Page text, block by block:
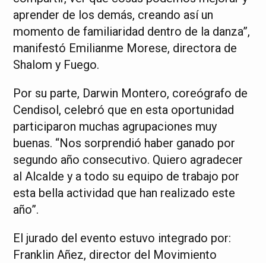
aprender de los demás, creando así un
momento de familiaridad dentro de la danza”,
manifestó Emilianme Morese, directora de
Shalom y Fuego.
Por su parte, Darwin Montero, coreógrafo de
Cendisol, celebró que en esta oportunidad
participaron muchas agrupaciones muy
buenas. “Nos sorprendió haber ganado por
segundo año consecutivo. Quiero agradecer
al Alcalde y a todo su equipo de trabajo por
esta bella actividad que han realizado este
año”.
El jurado del evento estuvo integrado por:
Franklin Añez, director del Movimiento